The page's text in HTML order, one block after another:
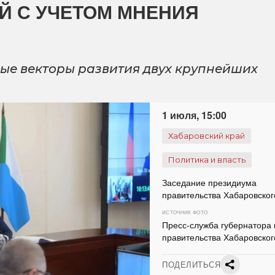
С УЧЕТОМ МНЕНИЯ
векторы развития двух крупнейших
1 июля, 15:00
Хабаровский край
Политика и власть
Заседание президиума
правительства
ИСТОЧНИК ФОТО
Пресс-служба губернатора
правительства
ПОДЕЛИТЬСЯ